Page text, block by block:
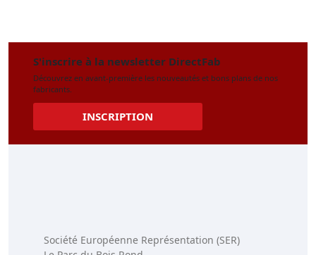
S'inscrire à la newsletter DirectFab
Découvrez en avant-première les nouveautés et bons plans de nos
fabricants.
INSCRIPTION
Société Européenne Représentation (SER)